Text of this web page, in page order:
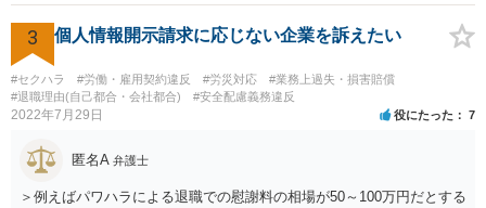
ようなことはありますでしょうか？ 【回答】 特にないと思われます
が，仮に請求された場合はそれが「損害」に該当するのか検討するこ
とになります。 ＞また、事務所をやめる際、「退所後しばらく芸能活
動禁止」「活動するなら名前を変える」ことを事務所側から要求され
たという事例を聞いたことがあります。所属する際にいただいた契約
書にはそのようなことは書いていないのですが、仮にこれらを要求さ
がないのであれば，断ることができる可能性があります。 もし上記の
3 個人情報開示請求に応じない企業を訴えたい
#セクハラ #労働・雇用契約違反 #労災対応
#業務上過失・損害賠償
#退職理由(自己都合・会社都合)
#安全配慮義務違反
2022年7月29日 役にたった 7
匿名A 弁護士
＞例えばパワハラによる退職での慰謝料の相場が50～100万円だとする